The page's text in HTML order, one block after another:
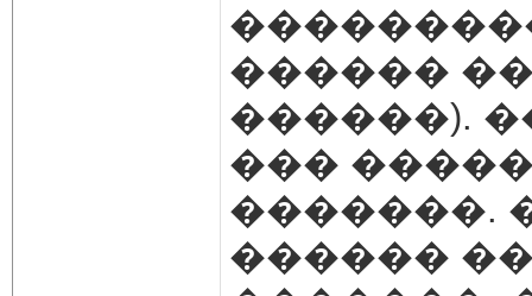
������
������).
���
�������.
������